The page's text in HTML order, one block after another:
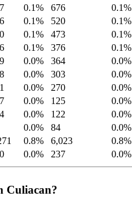
0.1% 676 0.1%
0.1% 520 0.1%
0.1% 473 0.1%
0.1% 376 0.1%
0.0% 364 0.0%
0.0% 303 0.0%
0.0% 270 0.0%
0.0% 125 0.0%
0.0% 122 0.0%
0.0% 84 0.0%
0.8% 6,023 0.8%
0.0% 237 0.0%
Culiacan?